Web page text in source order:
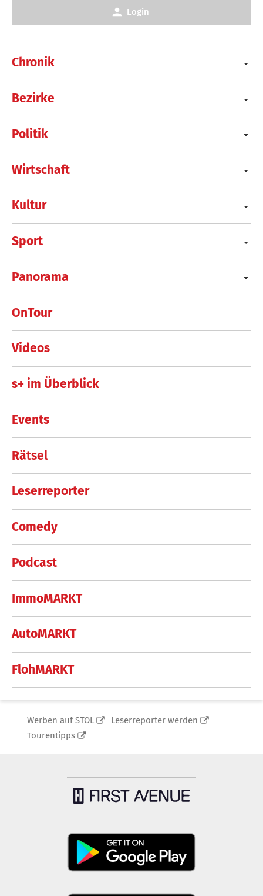
Chronik
Bezirke
Politik
Wirtschaft
Kultur
Sport
Panorama
OnTour
Videos
s+ im Überblick
Events
Rätsel
Leserreporter
Comedy
Podcast
ImmoMARKT
AutoMARKT
FlohMARKT
Login
Werben auf STOL
Leserreporter werden
Tourentipps